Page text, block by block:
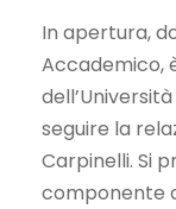
In apertura,
Accademico,
seguire la
Carpinelli. Si
componente